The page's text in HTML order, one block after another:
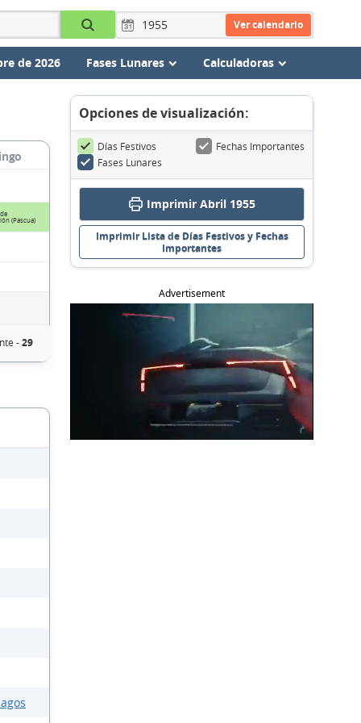
Ver calendario
de 2026 Fases Lunares Calculadoras
(Pascua)
-29
Opciones de visualización:
Días Festivos
Fechas Importantes
Fases Lunares
Imprimir Abril 1955
Imprimir Lista de Días Festivos y Fechas
Importantes
Advertisement